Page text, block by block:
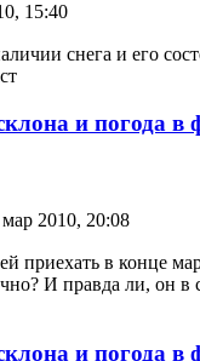
15:40
снега и его
и погода в
2010, 20:08
приехать в конце
И правда ли, он в
и погода в